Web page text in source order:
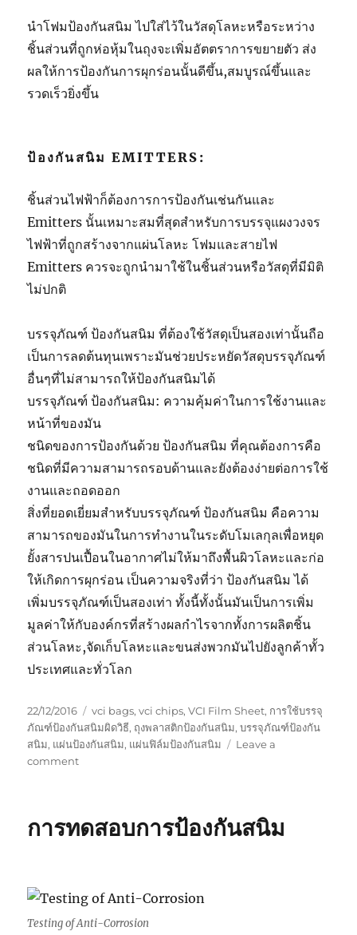
นำโฟมป้องกันสนิม ไปใส่ไว้ในวัสดุโลหะหรือระหว่าง
ชิ้นส่วนที่ถูกห่อหุ้มในถุงจะเพิ่มอัตตราการขยายตัว ส่ง
ผลให้การป้องกันการผุกร่อนนั้นดีขึ้น,สมบูรณ์ขึ้นและ
รวดเร็วยิ่งขึ้น
ป้องกันสนิม EMITTERS:
ชิ้นส่วนไฟฟ้าก็ต้องการการป้องกันเช่นกันและ
Emitters นั้นเหมาะสมที่สุดสำหรับการบรรจุแผงวงจร
ไฟฟ้าที่ถูกสร้างจากแผ่นโลหะ โฟมและสายไฟ
Emitters ควรจะถูกนำมาใช้ในชิ้นส่วนหรือวัสดุที่มีมิติ
ไม่ปกติ
บรรจุภัณฑ์ ป้องกันสนิม ที่ต้องใช้วัสดุเป็นสองเท่านั้นถือ
เป็นการลดต้นทุนเพราะมันช่วยประหยัดวัสดุบรรจุภัณฑ์
อื่นๆที่ไม่สามารถให้ป้องกันสนิมได้
บรรจุภัณฑ์ ป้องกันสนิม: ความคุ้มค่าในการใช้งานและ
หน้าที่ของมัน
ชนิดของการป้องกันด้วย ป้องกันสนิม ที่คุณต้องการคือ
ชนิดที่มีความสามารถรอบด้านและยังต้องง่ายต่อการใช้
งานและถอดออก
สิ่งที่ยอดเยี่ยมสำหรับบรรจุภัณฑ์ ป้องกันสนิม คือความ
สามารถของมันในการทำงานในระดับโมเลกุลเพื่อหยุด
ยั้งสารปนเปื้อนในอากาศไม่ให้มาถึงพื้นผิวโลหะและก่อ
ให้เกิดการผุกร่อน เป็นความจริงที่ว่า ป้องกันสนิม ได้
เพิ่มบรรจุภัณฑ์เป็นสองเท่า ทั้งนี้ทั้งนั้นมันเป็นการเพิ่ม
มูลค่าให้กับองค์กรที่สร้างผลกำไรจากทั้งการผลิตชิ้น
ส่วนโลหะ,จัดเก็บโลหะและขนส่งพวกมันไปยังลูกค้าทั้ว
ประเทศและทั่วโลก
Posted
on
22/12/2016 Tags
vci bags,vci chips,VCI Film Sheet, การใช้บรรจุ
ภัณฑ์ป้องกันสนิมผิดวิธี, ถุงพลาสติกป้องกันสนิม,บรรจุภัณฑ์ป้องกัน
สนิม, แผ่นป้องกันสนิม, แผ่นฟิล์มป้องกันสนิม
Leave a
commenton
ภัณฑ์
วิธี
การทดสอบการป้องกันสนิม
Testing of Anti-Corrosion